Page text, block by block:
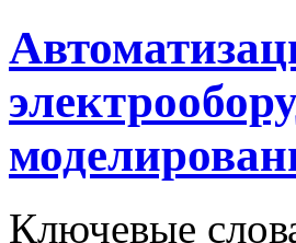
Ключевые